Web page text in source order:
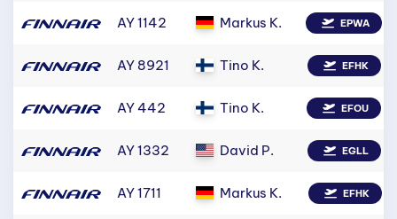
AY 1142 Markus K. EPWA
AY 8921 Tino K. EFHK
AY 442 Tino K. EFOU
AY 1332 David P. EGLL
AY 1711 Markus K. EFHK